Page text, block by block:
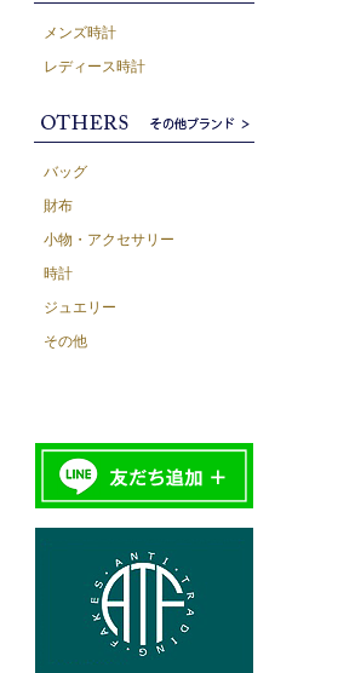
メンズ時計
レディース時計
バッグ
財布
小物・アクセサリー
時計
ジュエリー
その他